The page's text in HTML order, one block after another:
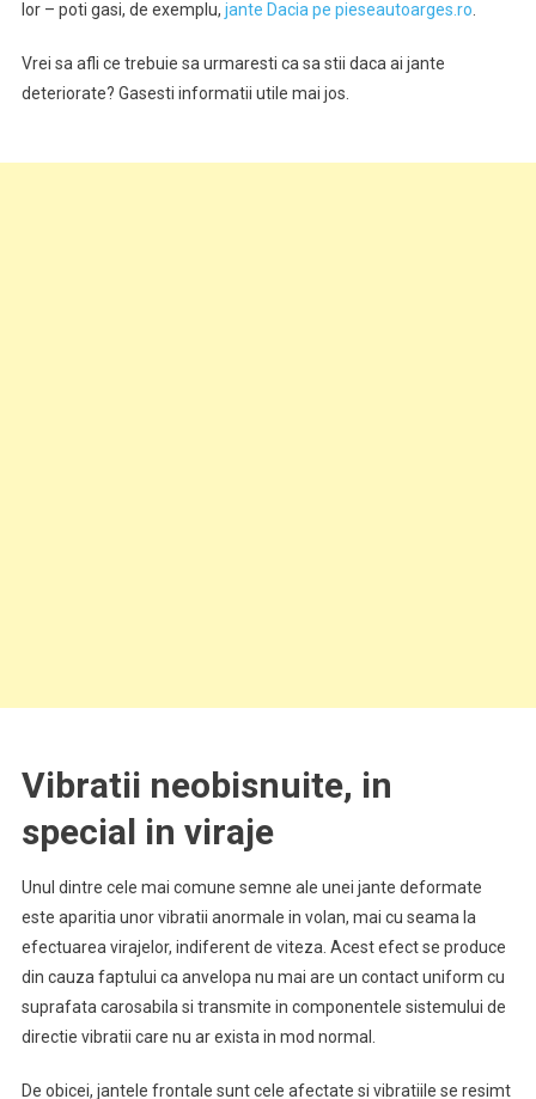
lor – poti gasi, de exemplu, jante Dacia pe pieseautoarges.ro
Vrei sa afli ce trebuie sa urmaresti ca sa stii daca ai jante
deteriorate? Gasesti informatii utile mai jos.
Vibratii neobisnuite, in
special in viraje
Unul dintre cele mai comune semne ale unei jante deformate
este aparitia unor vibratii anormale in volan, mai cu seama la
efectuarea virajelor, indiferent de viteza. Acest efect se produce
din cauza faptului ca anvelopa nu mai are un contact uniform cu
suprafata carosabila si transmite in componentele sistemului de
directie vibratii care nu ar exista in mod normal.
De obicei, jantele frontale sunt cele afectate si vibratiile se resimt